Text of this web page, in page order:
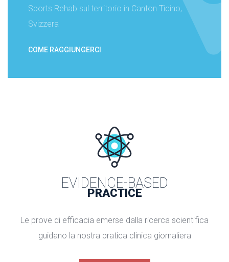
Sports Rehab sul territorio in Canton Ticino,
Svizzera
COME RAGGIUNGERCI
EVIDENCE-BASED
PRACTICE
Le prove di efficacia emerse dalla ricerca scientifica
guidano la nostra pratica clinica giornaliera